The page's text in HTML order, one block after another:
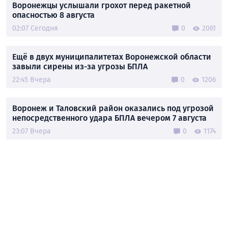
Воронежцы услышали грохот перед ракетной
опасностью 8 августа
02:07 Сегодня 0 2061
Ещё в двух муниципалитетах Воронежской области
завыли сирены из-за угрозы БПЛА
22:45 Вчера 0 1206
Воронеж и Таловский район оказались под угрозой
непосредственного удара БПЛА вечером 7 августа
23:07 Вчера 0 1174